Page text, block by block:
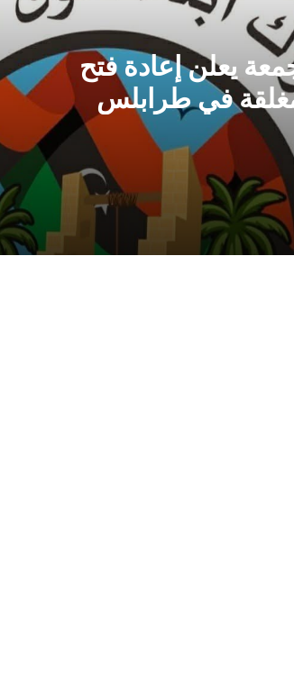
يعلن إعادة فتح
في طرابلس
مركز
حارة
تهريب